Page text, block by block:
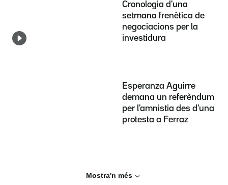
Cronologia d'una
setmana frenètica de
negociacions per la
investidura
Esperanza Aguirre
demana un referèndum
per l'amnistia des d'una
protesta a Ferraz
Mostra'n més